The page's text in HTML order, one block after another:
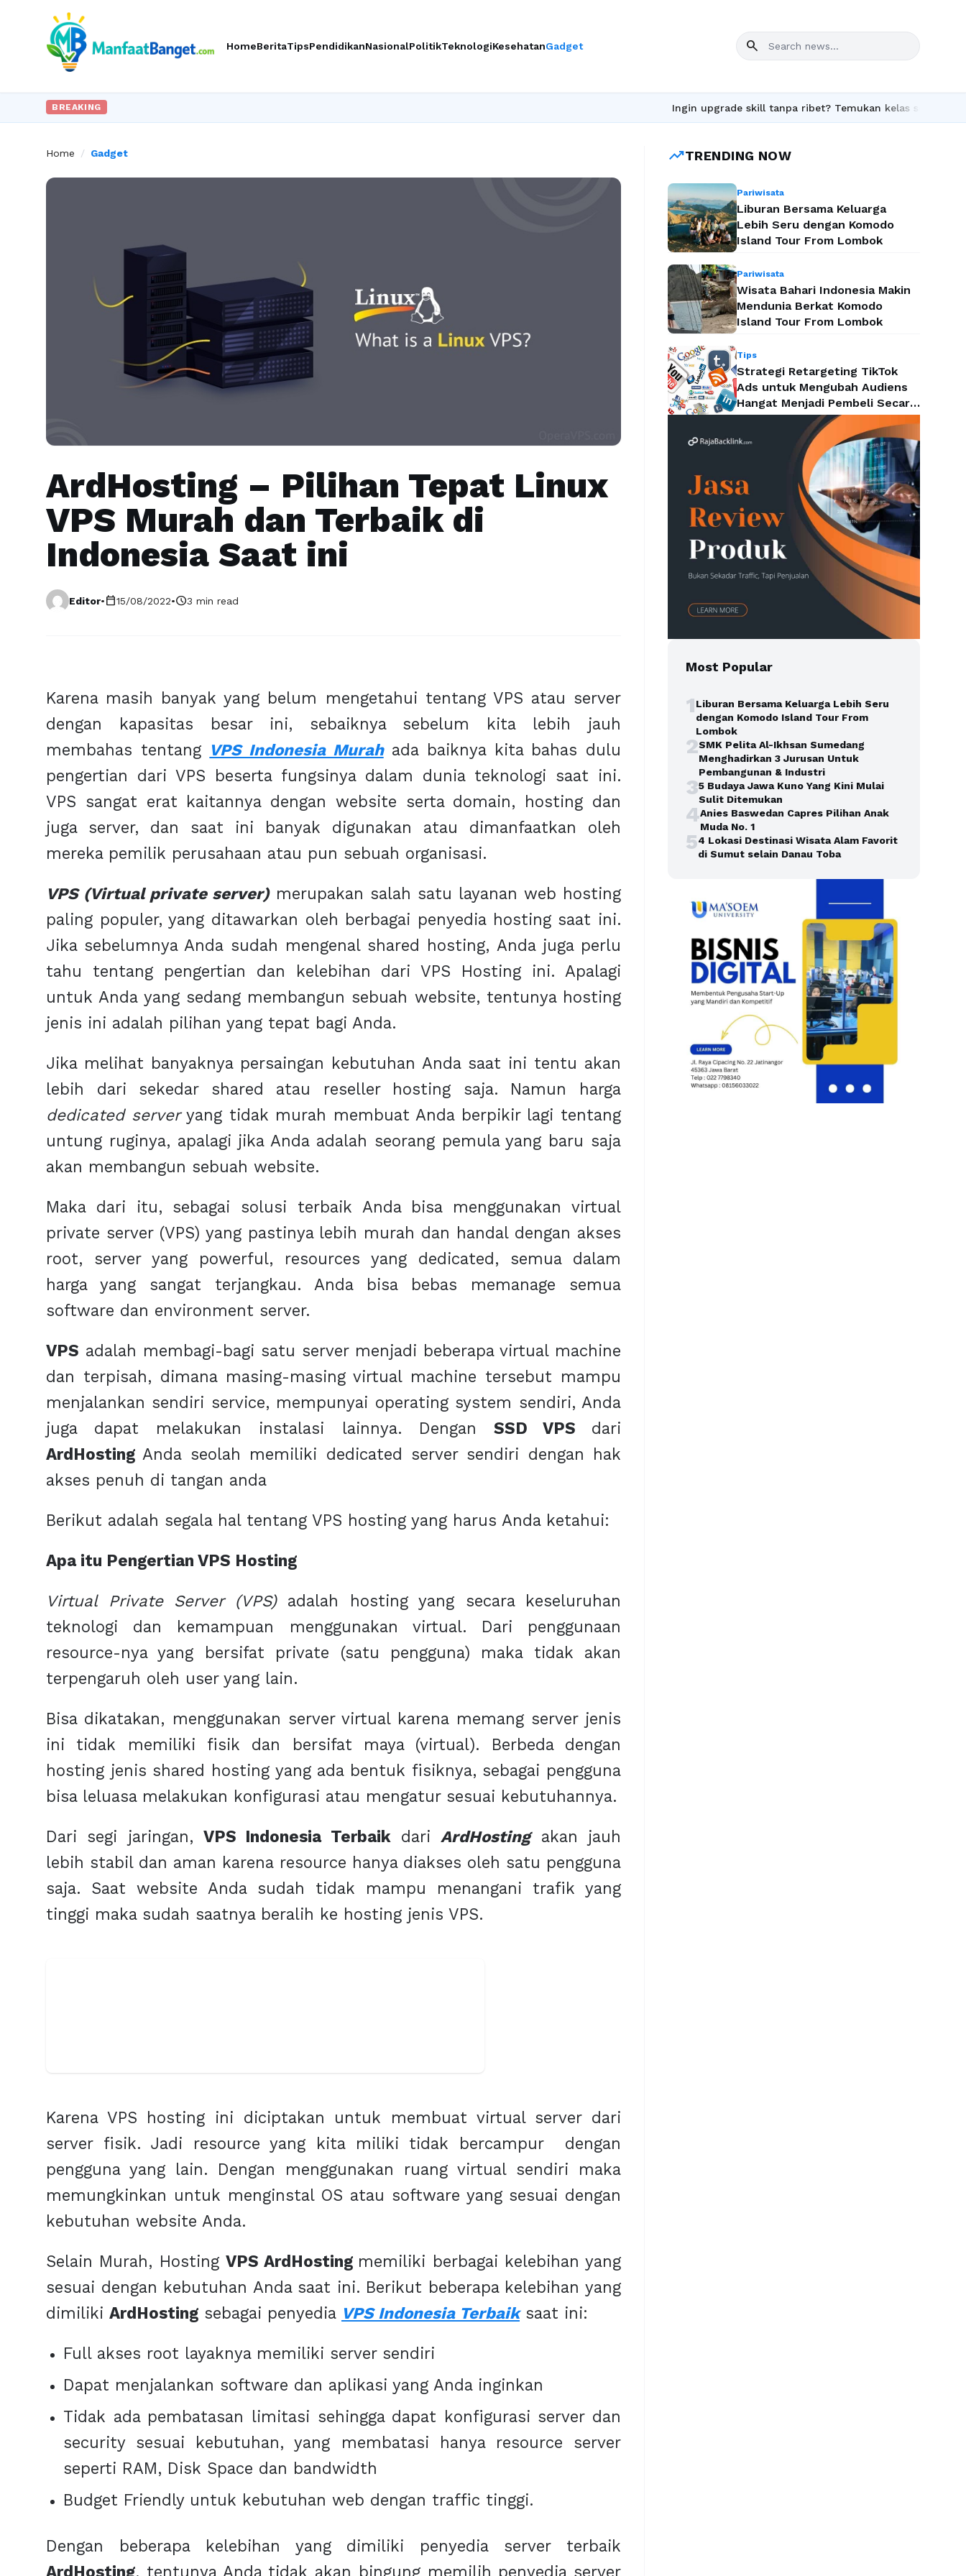
HomeBeritaTipsPendidikanNasionalPolitikTeknologiKesehatanGadget search
BREAKING Ingin upgrade skill tanpa ribet? Temukan kelas seru dan materi
Home / Gadget
ArdHosting – Pilihan Tepat Linux
VPS Murah dan Terbaik di
Indonesia Saat ini
Editor•calendar_today15/08/2022•schedule3 min read
Karena masih banyak yang belum mengetahui tentang VPS atau server
dengan kapasitas besar ini, sebaiknya sebelum kita lebih jauh
membahas tentang VPS Indonesia Murahada baiknya kita bahas dulu
pengertian dari VPS beserta fungsinya dalam dunia teknologi saat ini.
VPS sangat erat kaitannya dengan website serta domain, hosting dan
juga server, dan saat ini banyak digunakan atau dimanfaatkan oleh
mereka pemilik perusahaan atau pun sebuah organisasi.
VPS (Virtual private server)merupakan salah satu layanan web hosting
paling populer, yang ditawarkan oleh berbagai penyedia hosting saat ini.
Jika sebelumnya Anda sudah mengenal shared hosting, Anda juga perlu
tahu tentang pengertian dan kelebihan dari VPS Hosting ini. Apalagi
untuk Anda yang sedang membangun sebuah website, tentunya hosting
jenis ini adalah pilihan yang tepat bagi Anda.
Jika melihat banyaknya persaingan kebutuhan Anda saat ini tentu akan
lebih dari sekedar shared atau reseller hosting saja. Namun harga
dedicated serveryang tidak murah membuat Anda berpikir lagi tentang
untung ruginya, apalagi jika Anda adalah seorang pemula yang baru saja
akan membangun sebuah website.
Maka dari itu, sebagai solusi terbaik Anda bisa menggunakan virtual
private server (VPS) yang pastinya lebih murah dan handal dengan akses
root, server yang powerful, resources yang dedicated, semua dalam
harga yang sangat terjangkau. Anda bisa bebas memanage semua
software dan environment server.
VPS adalah membagi-bagi satu server menjadi beberapa virtual machine
dan terpisah, dimana masing-masing virtual machine tersebut mampu
menjalankan sendiri service, mempunyai operating system sendiri, Anda
juga dapat melakukan instalasi lainnya. Dengan SSD VPS dari
ArdHostingAnda seolah memiliki dedicated server sendiri dengan hak
akses penuh di tangan anda
Berikut adalah segala hal tentang VPS hosting yang harus Anda ketahui:
Apa itu Pengertian VPS Hosting
Virtual Private Server (VPS)adalah hosting yang secara keseluruhan
teknologi dan kemampuan menggunakan virtual. Dari penggunaan
resource-nya yang bersifat private (satu pengguna) maka tidak akan
terpengaruh oleh user yang lain.
Bisa dikatakan, menggunakan server virtual karena memang server jenis
ini tidak memiliki fisik dan bersifat maya (virtual). Berbeda dengan
hosting jenis shared hosting yang ada bentuk fisiknya, sebagai pengguna
bisa leluasa melakukan konfigurasi atau mengatur sesuai kebutuhannya.
Dari segi jaringan, VPS Indonesia TerbaikdariArdHostingakan jauh
lebih stabil dan aman karena resource hanya diakses oleh satu pengguna
saja. Saat website Anda sudah tidak mampu menangani trafik yang
tinggi maka sudah saatnya beralih ke hosting jenis VPS.
Karena VPS hosting ini diciptakan untuk membuat virtual server dari
server fisik. Jadi resource yang kita miliki tidak bercampur dengan
pengguna yang lain. Dengan menggunakan ruang virtual sendiri maka
memungkinkan untuk menginstal OS atau software yang sesuai dengan
kebutuhan website Anda.
Selain Murah, Hosting VPS ArdHosting memiliki berbagai kelebihan yang
sesuai dengan kebutuhan Anda saat ini. Berikut beberapa kelebihan yang
dimiliki ArdHosting sebagai penyedia VPS Indonesia Terbaiksaat ini:
Full akses root layaknya memiliki server sendiri
Dapat menjalankan software dan aplikasi yang Anda inginkan
Tidak ada pembatasan limitasi sehingga dapat konfigurasi server dan
security sesuai kebutuhan, yang membatasi hanya resource server
seperti RAM, Disk Space dan bandwidth
Budget Friendly untuk kebutuhan web dengan traffic tinggi.
Dengan beberapa kelebihan yang dimiliki penyedia server terbaik
ArdHosting, tentunya Anda tidak akan bingung memilih penyedia server
trending_upTRENDING NOW
Pariwisata
Liburan Bersama Keluarga
Lebih Seru dengan Komodo
Island Tour From Lombok
Pariwisata
Wisata Bahari Indonesia Makin
Mendunia Berkat Komodo
Island Tour From Lombok
Tips
Strategi Retargeting TikTok
Ads untuk Mengubah Audiens
Hangat Menjadi Pembeli Secara
Efektif
Most Popular
1Liburan Bersama Keluarga Lebih Seru
dengan Komodo Island Tour From
Lombok
2SMK Pelita Al-Ikhsan Sumedang
Menghadirkan 3 Jurusan Untuk
Pembangunan & Industri
35 Budaya Jawa Kuno Yang Kini Mulai
Sulit Ditemukan
4Anies Baswedan Capres Pilihan Anak
Muda No. 1
54 Lokasi Destinasi Wisata Alam Favorit
di Sumut selain Danau Toba